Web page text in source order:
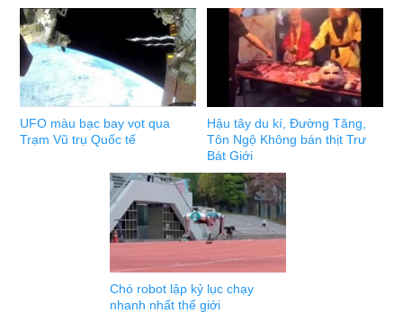
UFO màu bạc bay vọt qua
Trạm Vũ trụ Quốc tế
Hậu tây du kí, Đường Tăng,
Tôn Ngộ Không bán thịt Trư
Bát Giới
Chó robot lập kỷ lục chạy
nhanh nhất thế giới